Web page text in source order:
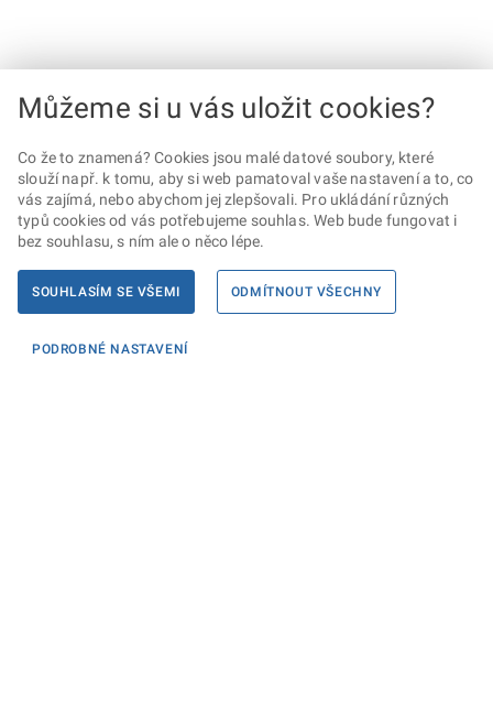
Můžeme si u vás uložit cookies?
Co že to znamená? Cookies jsou malé datové soubory, které
slouží např. k tomu, aby si web pamatoval vaše nastavení a to, co
vás zajímá, nebo abychom jej zlepšovali. Pro ukládání různých
typů cookies od vás potřebujeme souhlas. Web bude fungovat i
bez souhlasu, s ním ale o něco lépe.
SOUHLASÍM SE VŠEMI ODMÍTNOUT VŠECHNY
PODROBNÉ NASTAVENÍ